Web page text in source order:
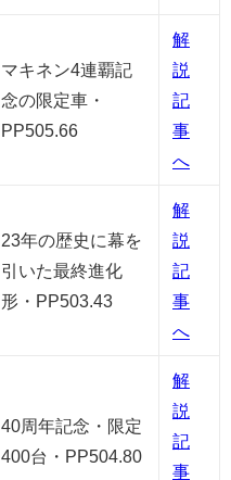
マキネン4連覇記
念の限定車・
PP505.66
解
説
記
事
へ
23年の歴史に幕を
引いた最終進化
形・PP503.43
解
説
記
事
へ
40周年記念・限定
400台・PP504.80
解
説
記
事